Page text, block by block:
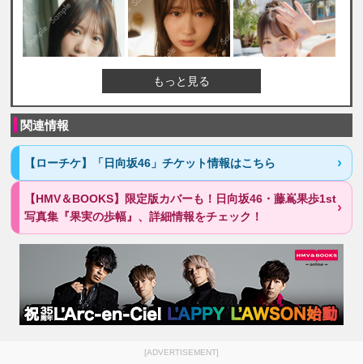
もっと見る
関連情報
【ローチケ】「日向坂46」チケット情報はこちら
【HMV＆BOOKS】限定版カバーも！日向坂46・藤嶌果歩1st
写真集『果実の歩幅』、詳細情報をチェック！
[ADVERTISEMENT]